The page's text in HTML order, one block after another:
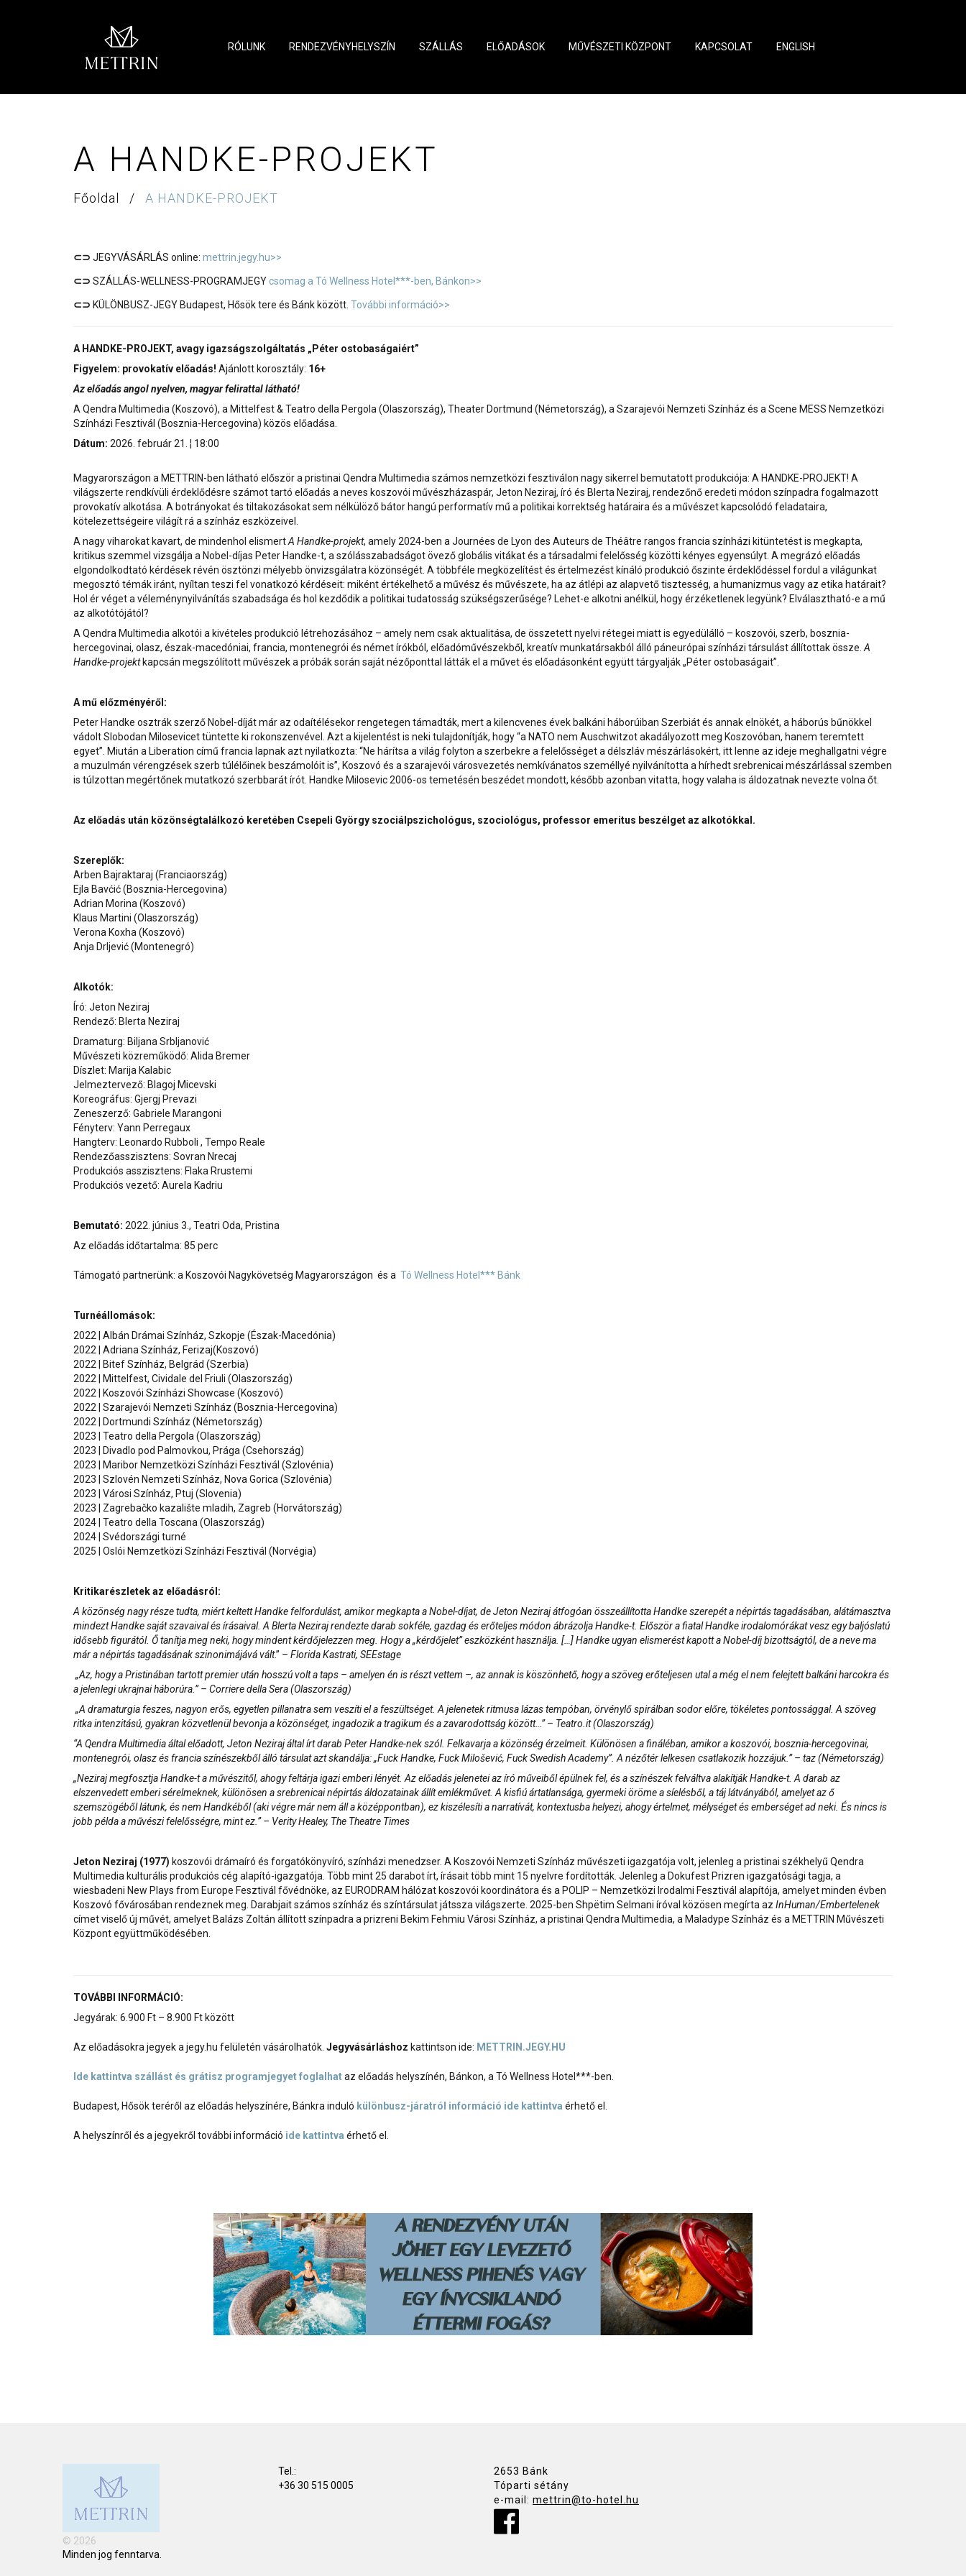
RÓLUNK RENDEZVÉNYHELYSZÍN SZÁLLÁS ELŐADÁSOK MŰVÉSZETI KÖZPONT KAPCSOLAT ENGLISH
A HANDKE-PROJEKT
Főoldal / A HANDKE-PROJEKT
⊂⊃ JEGYVÁSÁRLÁS online: mettrin.jegy.hu>>
⊂⊃ SZÁLLÁS-WELLNESS-PROGRAMJEGYcsomag a Tó Wellness Hotel***-ben, Bánkon>>
⊂⊃ KÜLÖNBUSZ-JEGY Budapest, Hősök tere és Bánk között. További információ>>
A HANDKE-PROJEKT, avagy igazságszolgáltatás „Péter ostobaságaiért”
Figyelem: provokatív előadás! Ajánlott korosztály: 16+
Az előadás angol nyelven, magyar felirattal látható!
A Qendra Multimedia (Koszovó), a Mittelfest & Teatro della Pergola (Olaszország), Theater Dortmund (Németország), a Szarajevói Nemzeti Színház és a Scene MESS Nemzetközi
Színházi Fesztivál (Bosznia-Hercegovina) közös előadása.
Dátum: 2026. február 21. ¦ 18:00
Magyarországon a METTRIN-ben látható először a pristinai Qendra Multimedia számos nemzetközi fesztiválon nagy sikerrel bemutatott produkciója: A HANDKE-PROJEKT! A
világszerte rendkívüli érdeklődésre számot tartó előadás a neves koszovói művészházaspár, Jeton Neziraj, író és Blerta Neziraj, rendezőnő eredeti módon színpadra fogalmazott
provokatív alkotása. A botrányokat és tiltakozásokat sem nélkülöző bátor hangú performatív mű a politikai korrektség határaira és a művészet kapcsolódó feladataira,
kötelezettségeire világít rá a színház eszközeivel.
A nagy viharokat kavart, de mindenhol elismertA Handke-projekt, amely 2024-ben a Journées de Lyon des Auteurs de Théâtre rangos francia színházi kitüntetést is megkapta,
kritikus szemmel vizsgálja a Nobel-díjas Peter Handke-t, a szólásszabadságot övező globális vitákat és a társadalmi felelősség közötti kényes egyensúlyt. A megrázó előadás
elgondolkodtató kérdések révén ösztönzi mélyebb önvizsgálatra közönségét. A többféle megközelítést és értelmezést kínáló produkció őszinte érdeklődéssel fordul a világunkat
megosztó témák iránt, nyíltan teszi fel vonatkozó kérdéseit: miként értékelhető a művész és művészete, ha az átlépi az alapvető tisztesség, a humanizmus vagy az etika határait?
Hol ér véget a véleménynyilvánítás szabadsága és hol kezdődik a politikai tudatosság szükségszerűsége? Lehet-e alkotni anélkül, hogy érzéketlenek legyünk? Elválasztható-e a mű
az alkotótójától?
A Qendra Multimedia alkotói a kivételes produkció létrehozásához – amely nem csak aktualitása, de összetett nyelvi rétegei miatt is egyedülálló – koszovói, szerb, bosznia-
hercegovinai, olasz, észak-macedóniai, francia, montenegrói és német írókból, előadóművészekből, kreatív munkatársakból álló páneurópai színházi társulást állítottak össze. A
Handke-projektkapcsán megszólított művészek a próbák során saját nézőponttal látták el a művet és előadásonként együtt tárgyalják „Péter ostobaságait”.
A mű előzményéről:
Peter Handke osztrák szerző Nobel-díját már az odaítélésekor rengetegen támadták, mert a kilencvenes évek balkáni háborúiban Szerbiát és annak elnökét, a háborús bűnökkel
vádolt Slobodan Milosevicet tüntette ki rokonszenvével. Azt a kijelentést is neki tulajdonítják, hogy “a NATO nem Auschwitzot akadályozott meg Koszovóban, hanem teremtett
egyet”. Miután a Liberation című francia lapnak azt nyilatkozta: “Ne hárítsa a világ folyton a szerbekre a felelősséget a délszláv mészárlásokért, itt lenne az ideje meghallgatni végre
a muzulmán vérengzések szerb túlélőinek beszámolóit is”, Koszovó és a szarajevói városvezetés nemkívánatos személlyé nyilvánította a hírhedt srebrenicai mészárlással szemben
is túlzottan megértőnek mutatkozó szerbbarát írót. Handke Milosevic 2006-os temetésén beszédet mondott, később azonban vitatta, hogy valaha is áldozatnak nevezte volna őt.
Az előadás után közönségtalálkozó keretében Csepeli György szociálpszichológus, szociológus, professor emeritus beszélget az alkotókkal.
Szereplők:
Arben Bajraktaraj (Franciaország)
Ejla Bavćić (Bosznia-Hercegovina)
Adrian Morina (Koszovó)
Klaus Martini (Olaszország)
Verona Koxha (Koszovó)
Anja Drljević (Montenegró)
Alkotók:
Író: Jeton Neziraj
Rendező: Blerta Neziraj
Dramaturg: Biljana Srbljanović
Művészeti közreműködő: Alida Bremer
Díszlet: Marija Kalabic
Jelmeztervező: Blagoj Micevski
Koreográfus: Gjergj Prevazi
Zeneszerző: Gabriele Marangoni
Fényterv: Yann Perregaux
Hangterv: Leonardo Rubboli , Tempo Reale
Rendezőasszisztens: Sovran Nrecaj
Produkciós asszisztens: Flaka Rrustemi
Produkciós vezető: Aurela Kadriu
Bemutató: 2022. június 3., Teatri Oda, Pristina
Az előadás időtartalma: 85 perc
Támogató partnerünk: a Koszovói Nagykövetség Magyarországon és a Tó Wellness Hotel*** Bánk
Turnéállomások:
2022 | Albán Drámai Színház, Szkopje (Észak-Macedónia)
2022 | Adriana Színház, Ferizaj(Koszovó)
2022 | Bitef Színház, Belgrád (Szerbia)
2022 | Mittelfest, Cividale del Friuli (Olaszország)
2022 | Koszovói Színházi Showcase (Koszovó)
2022 | Szarajevói Nemzeti Színház (Bosznia-Hercegovina)
2022 | Dortmundi Színház (Németország)
2023 | Teatro della Pergola (Olaszország)
2023 | Divadlo pod Palmovkou, Prága (Csehország)
2023 | Maribor Nemzetközi Színházi Fesztivál (Szlovénia)
2023 | Szlovén Nemzeti Színház, Nova Gorica (Szlovénia)
2023 | Városi Színház, Ptuj (Slovenia)
2023 | Zagrebačko kazalište mladih, Zagreb (Horvátország)
2024 | Teatro della Toscana (Olaszország)
2024 | Svédországi turné
2025 | Oslói Nemzetközi Színházi Fesztivál (Norvégia)
Kritikarészletek az előadásról:
A közönség nagy része tudta, miért keltett Handke felfordulást, amikor megkapta a Nobel-díjat, de Jeton Neziraj átfogóan összeállította Handke szerepét a népirtás tagadásában, alátámasztva
mindezt Handke saját szavaival és írásaival. A Blerta Neziraj rendezte darab sokféle, gazdag és erőteljes módon ábrázolja Handke-t. Először a fiatal Handke irodalomórákat vesz egy baljóslatú
idősebb figurától. Ő tanítja meg neki, hogy mindent kérdőjelezzen meg. Hogy a „kérdőjelet” eszközként használja. […] Handke ugyan elismerést kapott a Nobel-díj bizottságtól, de a neve ma
már a népirtás tagadásának szinonimájává vált.” – Florida Kastrati, SEEstage
„Az, hogy a Pristinában tartott premier után hosszú volt a taps – amelyen én is részt vettem –, az annak is köszönhető, hogy a szöveg erőteljesen utal a még el nem felejtett balkáni harcokra és
a jelenlegi ukrajnai háborúra.” – Corriere della Sera (Olaszország)
„A dramaturgia feszes, nagyon erős, egyetlen pillanatra sem veszíti el a feszültséget. A jelenetek ritmusa lázas tempóban, örvénylő spirálban sodor előre, tökéletes pontossággal. A szöveg
ritka intenzitású, gyakran közvetlenül bevonja a közönséget, ingadozik a tragikum és a zavarodottság között…” – Teatro.it (Olaszország)
“A Qendra Multimedia által előadott, Jeton Neziraj által írt darab Peter Handke-nek szól. Felkavarja a közönség érzelmeit. Különösen a fináléban, amikor a koszovói, bosznia-hercegovinai,
montenegrói, olasz és francia színészekből álló társulat azt skandálja: „Fuck Handke, Fuck Milošević, Fuck Swedish Academy”. A nézőtér lelkesen csatlakozik hozzájuk.”– taz (Németország)
„Neziraj megfosztja Handke-t a művészitől, ahogy feltárja igazi emberi lényét. Az előadás jelenetei az író műveiből épülnek fel, és a színészek felváltva alakítják Handke-t. A darab az
elszenvedett emberi sérelmeknek, különösen a srebrenicai népirtás áldozatainak állít emlékművet. A kisfiú ártatlansága, gyermeki öröme a síelésből, a táj látványából, amelyet az ő
szemszögéből látunk, és nem Handkéből (aki végre már nem áll a középpontban), ez kiszélesíti a narratívát, kontextusba helyezi, ahogy értelmet, mélységet és emberséget ad neki. És nincs is
jobb példa a művészi felelősségre, mint ez.”– Verity Healey, The Theatre Times
Jeton Neziraj (1977) koszovói drámaíró és forgatókönyvíró, színházi menedzser. A Koszovói Nemzeti Színház művészeti igazgatója volt, jelenleg a pristinai székhelyű Qendra
Multimedia kulturális produkciós cég alapító-igazgatója. Több mint 25 darabot írt, írásait több mint 15 nyelvre fordították. Jelenleg a Dokufest Prizren igazgatósági tagja, a
wiesbadeni New Plays from Europe Fesztivál fővédnöke, az EURODRAM hálózat koszovói koordinátora és a POLIP – Nemzetközi Irodalmi Fesztivál alapítója, amelyet minden évben
Koszovó fővárosában rendeznek meg. Darabjait számos színház és színtársulat játssza világszerte. 2025-ben Shpëtim Selmani íróval közösen megírta az InHuman/Embertelenek
címet viselő új művét, amelyet Balázs Zoltán állított színpadra a prizreni Bekim Fehmiu Városi Színház, a pristinai Qendra Multimedia, a Maladype Színház és a METTRIN Művészeti
Központ együttműködésében.
TOVÁBBI INFORMÁCIÓ:
Jegyárak: 6.900 Ft – 8.900 Ft között
Az előadásokra jegyek a jegy.hu felületén vásárolhatók. Jegyvásárláshoz kattintson ide: METTRIN.JEGY.HU
Ide kattintva szállást és grátisz programjegyet foglalhataz előadás helyszínén, Bánkon, a Tó Wellness Hotel***-ben.
Budapest, Hősök teréről az előadás helyszínére, Bánkra induló különbusz-járatról információ ide kattintva érhető el.
A helyszínről és a jegyekről további információ ide kattintva érhető el.
© 2026
Minden jog fenntarva.
Tel.:
+36 30 515 0005
2653 Bánk
Tóparti sétány
e-mail: mettrin@to-hotel.hu